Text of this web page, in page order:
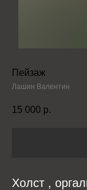
Пейзаж
Лашин Валентин
15 000 р.
Холст ,